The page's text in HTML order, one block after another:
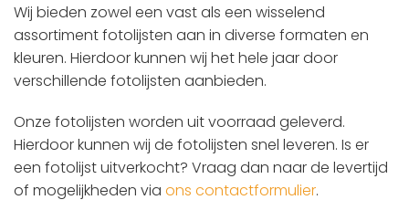
Wij bieden zowel een vast als een wisselend
assortiment fotolijsten aan in diverse formaten en
kleuren. Hierdoor kunnen wij het hele jaar door
verschillende fotolijsten aanbieden.
Onze fotolijsten worden uit voorraad geleverd.
Hierdoor kunnen wij de fotolijsten snel leveren. Is er
een fotolijst uitverkocht? Vraag dan naar de levertijd
of mogelijkheden via ons contactformulier.